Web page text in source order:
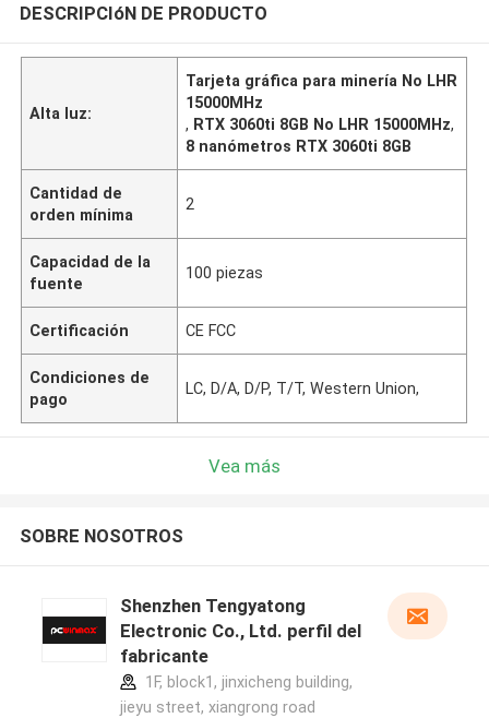
DESCRIPCIóN DE PRODUCTO
Alta luz:
Tarjeta gráfica para minería No LHR
15000MHz
, RTX 3060ti 8GB No LHR 15000MHz,
8 nanómetros RTX 3060ti 8GB
Cantidad de
orden mínima
2
Capacidad de la
fuente
100 piezas
Certificación CE FCC
Condiciones de
pago
LC, D/A, D/P, T/T, Western Union,
Vea más
SOBRE NOSOTROS
Shenzhen Tengyatong
Electronic Co., Ltd. perfil del
fabricante
1F, block1, jinxicheng building,
jieyu street, xiangrong road